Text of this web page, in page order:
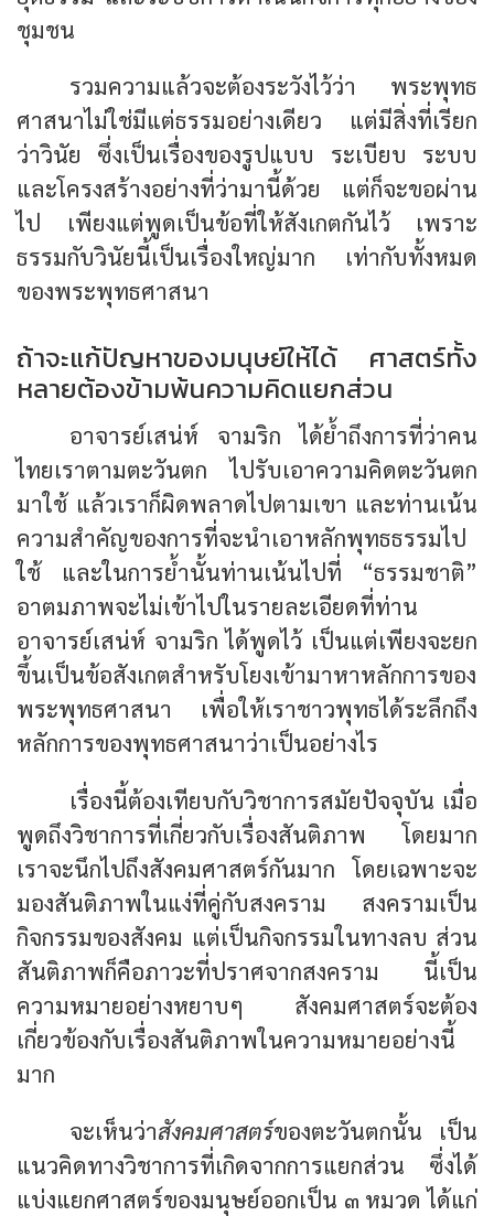
ชุมชน
รวมความแล้วจะต้องระวังไว้ว่า พระพุทธ
ศาสนาไม่ใช่มีแต่ธรรมอย่างเดียว แต่มีสิ่งที่เรียก
ว่าวินัย ซึ่งเป็นเรื่องของรูปแบบ ระเบียบ ระบบ
และโครงสร้างอย่างที่ว่ามานี้ด้วย แต่ก็จะขอผ่าน
ไป เพียงแต่พูดเป็นข้อที่ให้สังเกตกันไว้ เพราะ
ธรรมกับวินัยนี้เป็นเรื่องใหญ่มาก เท่ากับทั้งหมด
ของพระพุทธศาสนา
ถ้าจะแก้ปัญหาของมนุษย์ให้ได้ ศาสตร์ทั้ง
หลายต้องข้ามพ้นความคิดแยกส่วน
อาจารย์เสน่ห์ จามริก ได้ย้ำถึงการที่ว่าคน
ไทยเราตามตะวันตก ไปรับเอาความคิดตะวันตก
มาใช้ แล้วเราก็ผิดพลาดไปตามเขา และท่านเน้น
ความสำคัญของการที่จะนำเอาหลักพุทธธรรมไป
ใช้ และในการย้ำนั้นท่านเน้นไปที่ “ธรรมชาติ”
อาตมภาพจะไม่เข้าไปในรายละเอียดที่ท่าน
อาจารย์เสน่ห์ จามริก ได้พูดไว้ เป็นแต่เพียงจะยก
ขึ้นเป็นข้อสังเกตสำหรับโยงเข้ามาหาหลักการของ
พระพุทธศาสนา เพื่อให้เราชาวพุทธได้ระลึกถึง
หลักการของพุทธศาสนาว่าเป็นอย่างไร
เรื่องนี้ต้องเทียบกับวิชาการสมัยปัจจุบัน เมื่อ
พูดถึงวิชาการที่เกี่ยวกับเรื่องสันติภาพ โดยมาก
เราจะนึกไปถึงสังคมศาสตร์กันมาก โดยเฉพาะจะ
มองสันติภาพในแง่ที่คู่กับสงคราม สงครามเป็น
กิจกรรมของสังคม แต่เป็นกิจกรรมในทางลบ ส่วน
สันติภาพก็คือภาวะที่ปราศจากสงคราม นี้เป็น
ความหมายอย่างหยาบๆ สังคมศาสตร์จะต้อง
เกี่ยวข้องกับเรื่องสันติภาพในความหมายอย่างนี้
มาก
จะเห็นว่าสังคมศาสตร์ของตะวันตกนั้น เป็น
แนวคิดทางวิชาการที่เกิดจากการแยกส่วน ซึ่งได้
แบ่งแยกศาสตร์ของมนุษย์ออกเป็น ๓ หมวด ได้แก่